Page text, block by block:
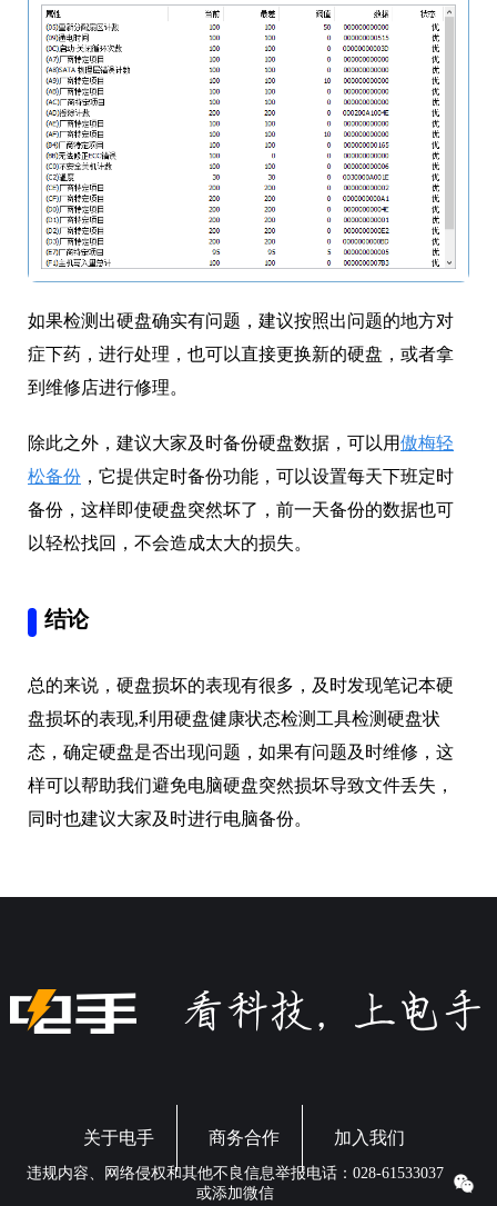
如果检测出硬盘确实有问题，建议按照出问题的地方对
症下药，进行处理，也可以直接更换新的硬盘，或者拿
到维修店进行修理。
除此之外，建议大家及时备份硬盘数据，可以用傲梅轻
松备份 ，它提供定时备份功能，可以设置每天下班定时
备份，这样即使硬盘突然坏了，前一天备份的数据也可
以轻松找回，不会造成太大的损失。
结论
总的来说，硬盘损坏的表现有很多，及时发现笔记本硬
盘损坏的表现,利用硬盘健康状态检测工具检测硬盘状
态，确定硬盘是否出现问题，如果有问题及时维修，这
样可以帮助我们避免电脑硬盘突然损坏导致文件丢失，
同时也建议大家及时进行电脑备份。
关于电手 商务合作 加入我们
违规内容、网络侵权和其他不良信息举报电话：028-61533037
或添加微信